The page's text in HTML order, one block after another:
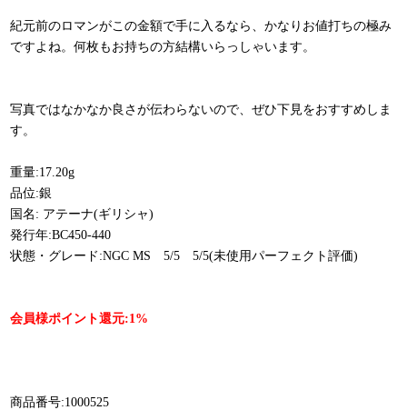
紀元前のロマンがこの金額で手に入るなら、かなりお値打ちの極み
ですよね。何枚もお持ちの方結構いらっしゃいます。
写真ではなかなか良さが伝わらないので、ぜひ下見をおすすめしま
す。
重量:17.20g
品位:銀
国名: アテーナ(ギリシャ)
発行年:BC450-440
状態・グレード:NGC MS 5/5 5/5(未使用パーフェクト評価)
会員様ポイント還元:1%
商品番号:1000525